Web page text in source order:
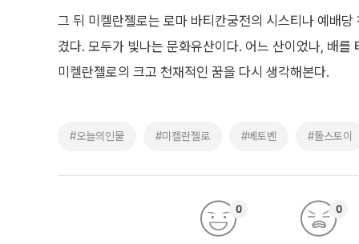
그 뒤 미켈란젤로는 로마 바티칸궁전의 시스티나 예배당
겼다. 모두가 빛나는 문화유산이다. 어느 산이었나, 배
미켈란젤로의 크고 천재적인 꿈을 다시 생각해본다.
#오늘의인물 #미켈란젤로 #베토벤 #톨스토이
0 0